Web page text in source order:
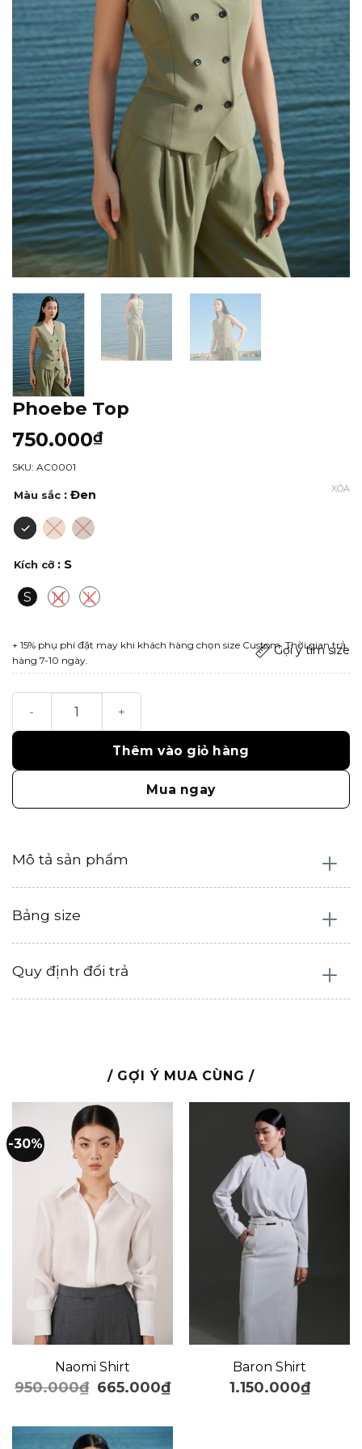
Phoebe Top
750.000₫
SKU: AC0001
Màu sắc : Đen
Kích cỡ : S
S M L
XÓA
+ 15% phụ phí đặt may khi khách hàng chọn size Custom. Thời gian trả
hàng 7-10 ngày.
Gợi ý tìm size
Thêm vào giỏ hàng
Mua ngay
Mô tả sản phẩm
Bảng size
Quy định đổi trả
/ GỢI Ý MUA CÙNG /
-30%
Naomi Shirt
950.000₫ 665.000₫
Baron Shirt
1.150.000₫